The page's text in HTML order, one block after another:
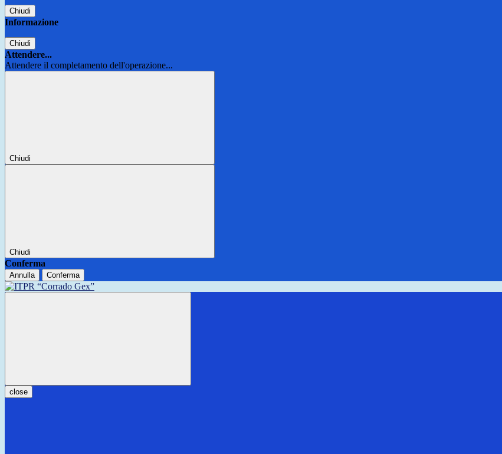
Chiudi
Informazione
Chiudi
Attendere...
Attendere il completamento dell'operazione...
Chiudi
Chiudi
Conferma
Annulla Conferma
close